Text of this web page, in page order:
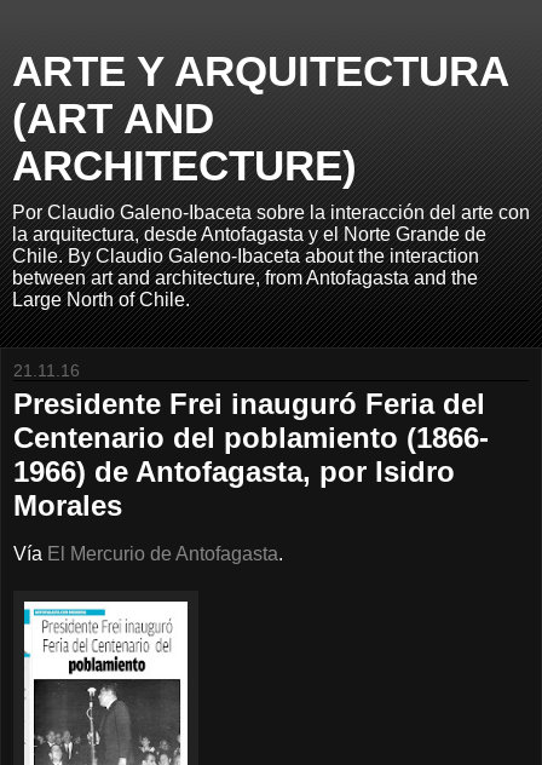
ARTE Y ARQUITECTURA
(ART AND
ARCHITECTURE)
Por Claudio Galeno-Ibaceta sobre la interacción del arte con
la arquitectura, desde Antofagasta y el Norte Grande de
Chile. By Claudio Galeno-Ibaceta about the interaction
between art and architecture, from Antofagasta and the
Large North of Chile.
21.11.16
Presidente Frei inauguró Feria del
Centenario del poblamiento (1866-
1966) de Antofagasta, por Isidro
Morales
Vía El Mercurio de Antofagasta.